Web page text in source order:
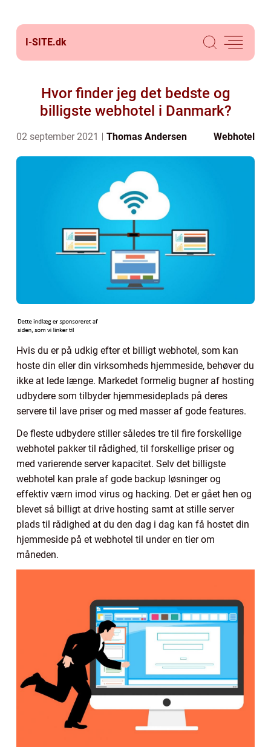
I-SITE.dk
Hvor finder jeg det bedste og
billigste webhotel i Danmark?
02 september 2021 Thomas Andersen Webhotel
Hvis du er på udkig efter et billigt webhotel, som kan
hoste din eller din virksomheds hjemmeside, behøver du
ikke at lede længe. Markedet formelig bugner af hosting
udbydere som tilbyder hjemmesideplads på deres
servere til lave priser og med masser af gode features.
De fleste udbydere stiller således tre til fire forskellige
webhotel pakker til rådighed, til forskellige priser og
med varierende server kapacitet. Selv det billigste
webhotel kan prale af gode backup løsninger og
effektiv værn imod virus og hacking. Det er gået hen og
blevet så billigt at drive hosting samt at stille server
plads til rådighed at du den dag i dag kan få hostet din
hjemmeside på et webhotel til under en tier om
måneden.